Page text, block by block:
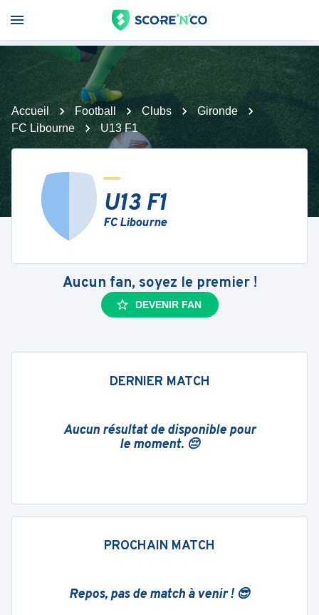
Accueil Football Clubs
Gironde
FC Libourne
U13 F1
U13 F1
FC Libourne
Aucun fan, soyez le premier !
DEVENIR FAN
DERNIER MATCH
Aucun résultat de disponible pour
le moment. 😔
PROCHAIN MATCH
Repos, pas de match à venir ! 😎